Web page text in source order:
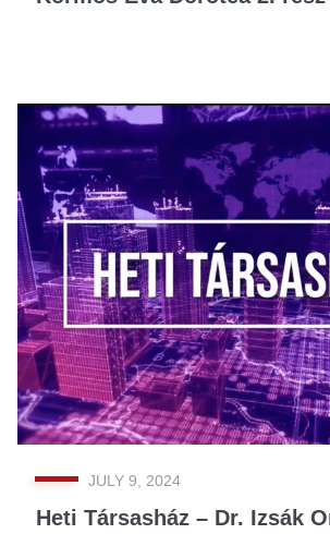
JULY 9, 2024
Heti Társasház – Dr. Izsák